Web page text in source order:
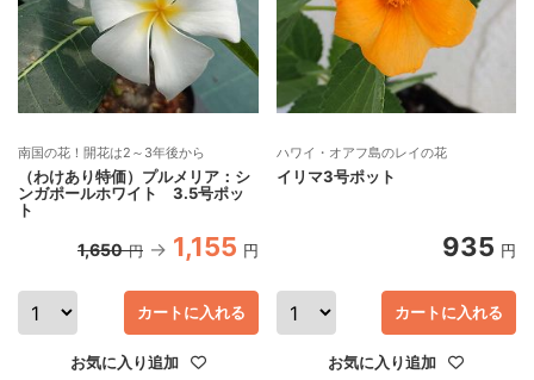
南国の花！開花は2～3年後から
（わけあり特価）プルメリア：シ
ンガポールホワイト 3.5号ポッ
ト
1,650 円 1,155 円
カートに入れる
お気に入り追加
ハワイ・オアフ島のレイの花
イリマ3号ポット
935 円
カートに入れる
お気に入り追加